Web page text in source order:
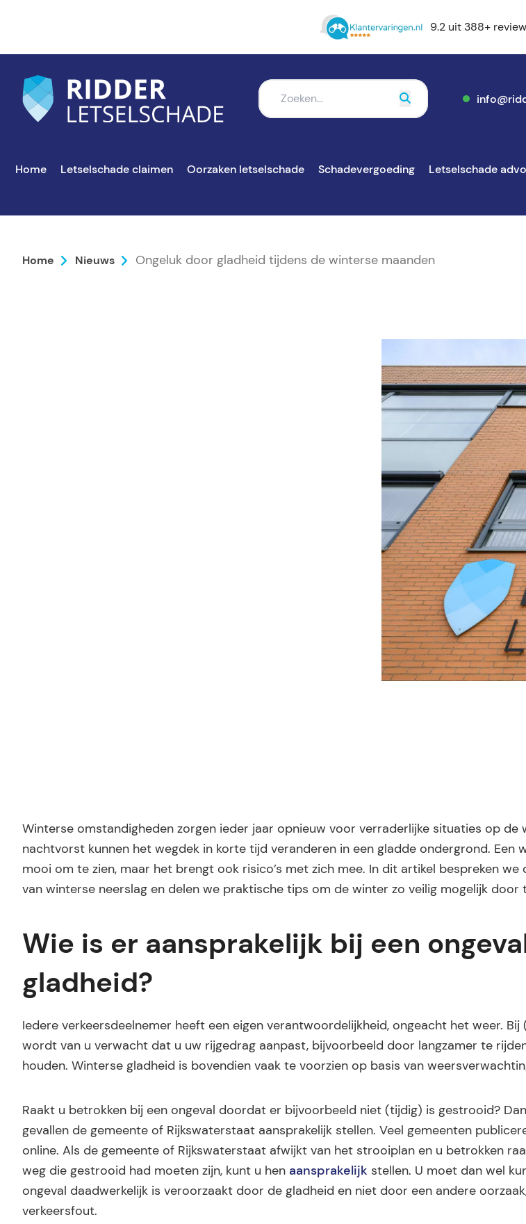
9.2 uit 388+
Home Letselschade claimen Oorzaken letselschade Schadevergoeding Letselschade
Home Nieuws Ongeluk door gladheid tijdens de winterse maanden
Winterse omstandigheden zorgen ieder jaar opnieuw voor verraderlijke situaties op de
nachtvorst kunnen het wegdek in korte tijd veranderen in een gladde ondergrond. Een
mooi om te zien, maar het brengt ook risico’s met zich mee. In dit artikel bespreken we
van winterse neerslag en delen we praktische tips om de winter zo veilig mogelijk door
Wie is er aansprakelijk bij een
gladheid?
Iedere verkeersdeelnemer heeft een eigen verantwoordelijkheid, ongeacht het weer.
wordt van u verwacht dat u uw rijgedrag aanpast, bijvoorbeeld door langzamer te
houden. Winterse gladheid is bovendien vaak te voorzien op basis van
Raakt u betrokken bij een ongeval doordat er bijvoorbeeld niet (tijdig) is gestrooid?
gevallen de gemeente of Rijkswaterstaat aansprakelijk stellen. Veel gemeenten
online. Als de gemeente of Rijkswaterstaat afwijkt van het strooiplan en u betrokken
weg die gestrooid had moeten zijn, kunt u hen aansprakelijk stellen. U moet dan wel
ongeval daadwerkelijk is veroorzaakt door de gladheid en niet door een andere
verkeersfout.